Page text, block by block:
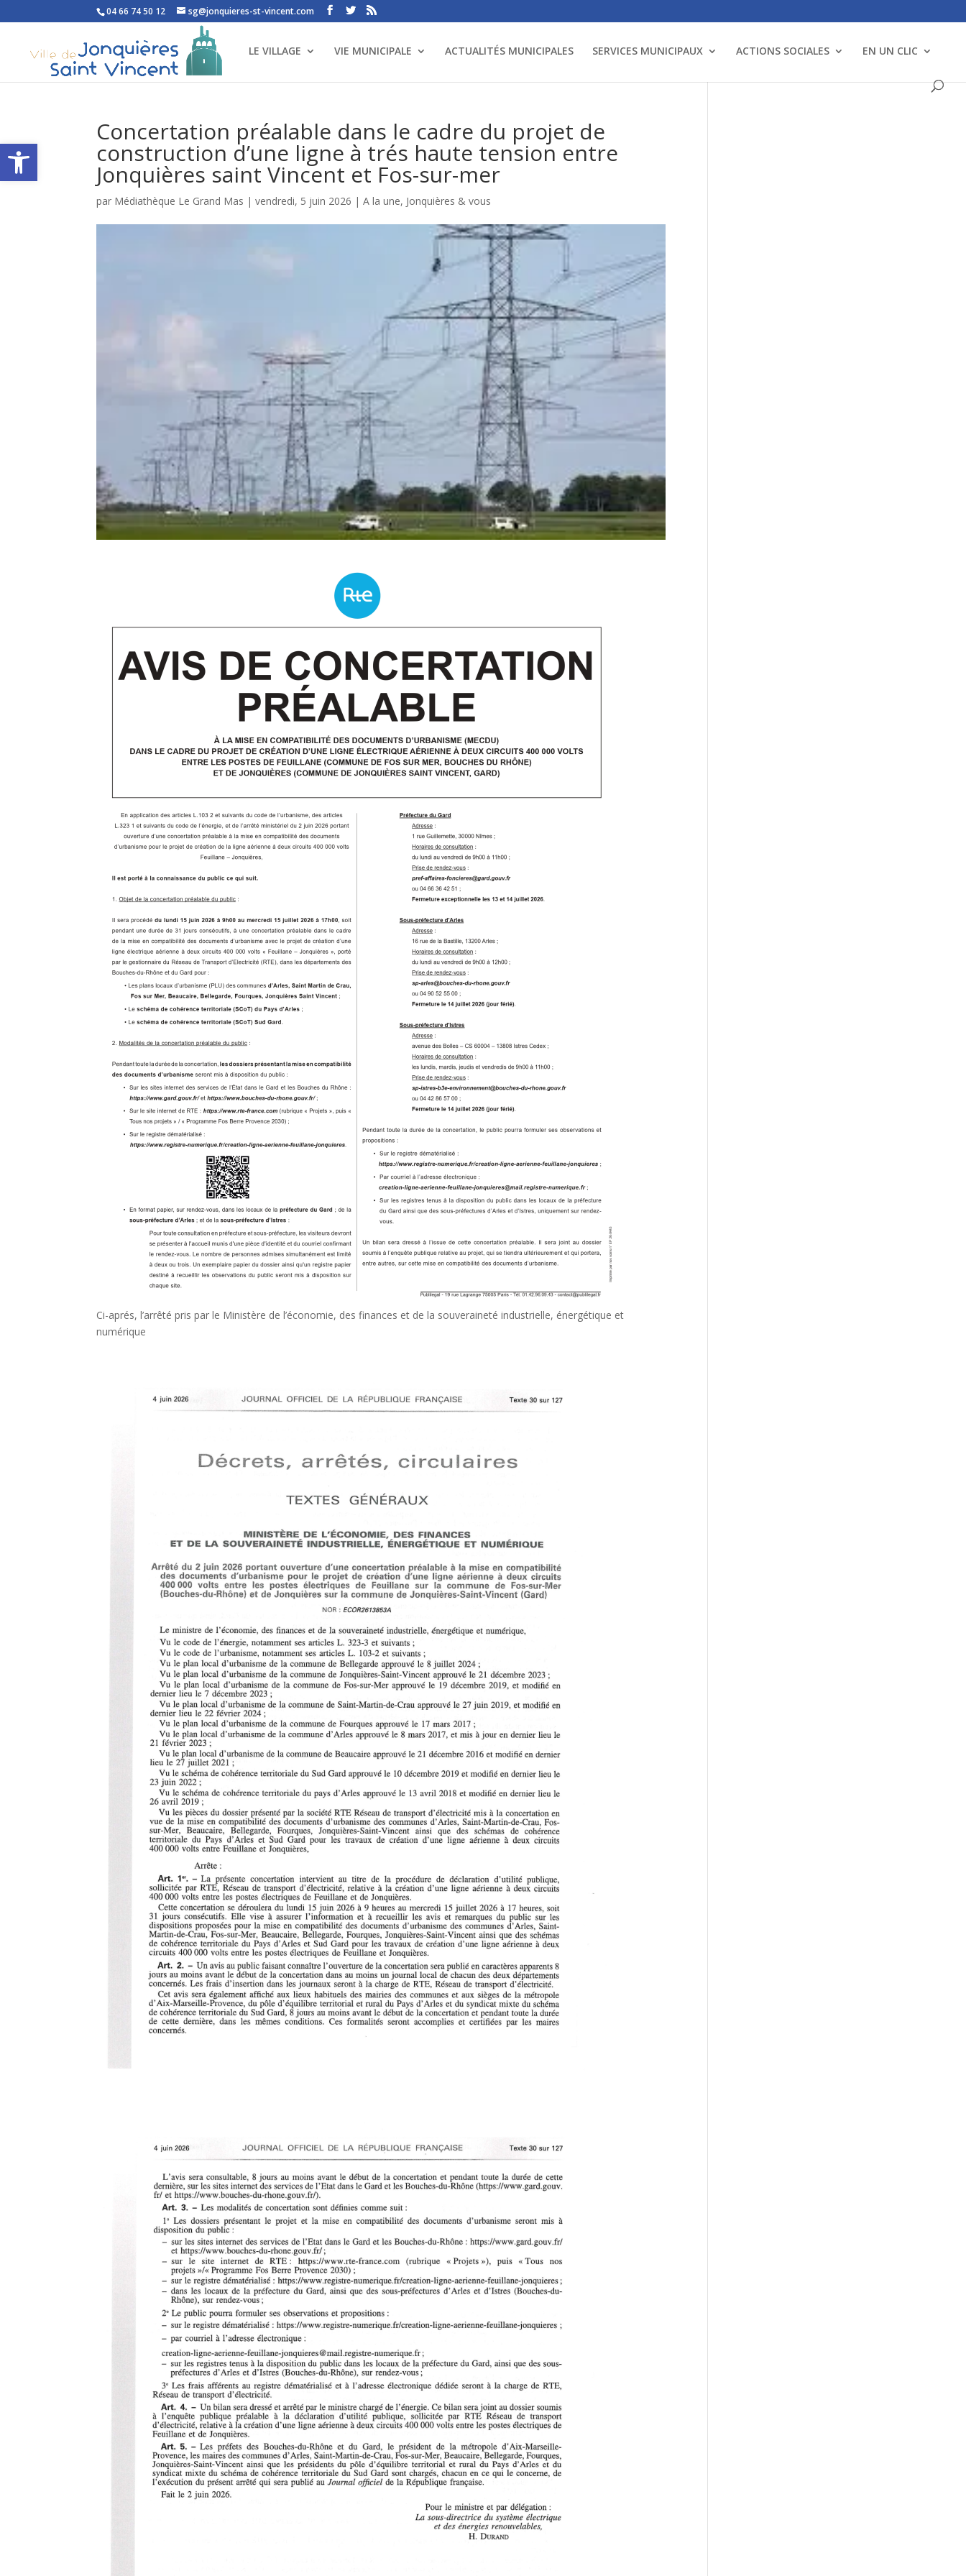
Ouvrir la barre d’outils
04 66 74 50 12 sg@jonquieres-st-vincent.com
LE VILLAGE VIE MUNICIPALE ACTUALITÉS MUNICIPALES SERVICES MUNICIPAUX ACTIONS SOCIALES EN UN CLIC
Concertation préalable dans le cadre du projet de
construction d’une ligne à trés haute tension entre
Jonquières saint Vincent et Fos-sur-mer
par Médiathèque Le Grand Mas |vendredi, 5 juin 2026 |A la une, Jonquières & vous
Ci-aprés, l’arrêté pris par le Ministère de l’économie, des finances et de la souveraineté industrielle, énergétique et
numérique